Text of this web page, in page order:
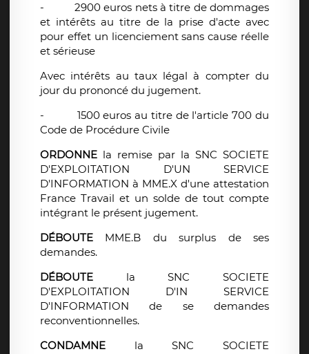
-
2900 euros nets à titre de dommages
et intérêts au titre de la prise d'acte avec
pour effet un licenciement sans cause réelle
et sérieuse
Avec intérêts au taux légal à compter du
jour du prononcé du jugement.
-
1500 euros au titre de l'article 700 du
Code de Procédure Civile
ORDONNE la remise par la SNC SOCIETE
D'EXPLOITATION D'UN SERVICE
D'INFORMATION à MME.X d'une attestation
France Travail et un solde de tout compte
intégrant le présent jugement.
DÉBOUTE MME.B du surplus de ses
demandes.
DÉBOUTE la SNC SOCIETE
D'EXPLOITATION D'IN SERVICE
D'INFORMATION de se demandes
reconventionnelles.
CONDAMNE la SNC SOCIETE